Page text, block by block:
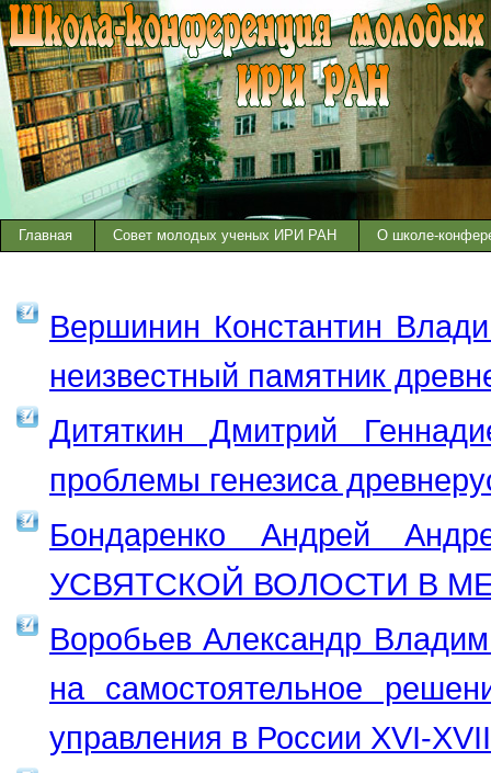
Главная Совет молодых ученых ИРИ РАН О школе-
Вершинин Константин
неизвестный памятник
Дитяткин Дмитрий
проблемы генезиса
Бондаренко Андрей
УСВЯТСКОЙ ВОЛОСТИ В
Воробьев Александр
на самостоятельное
управления в России XVI-